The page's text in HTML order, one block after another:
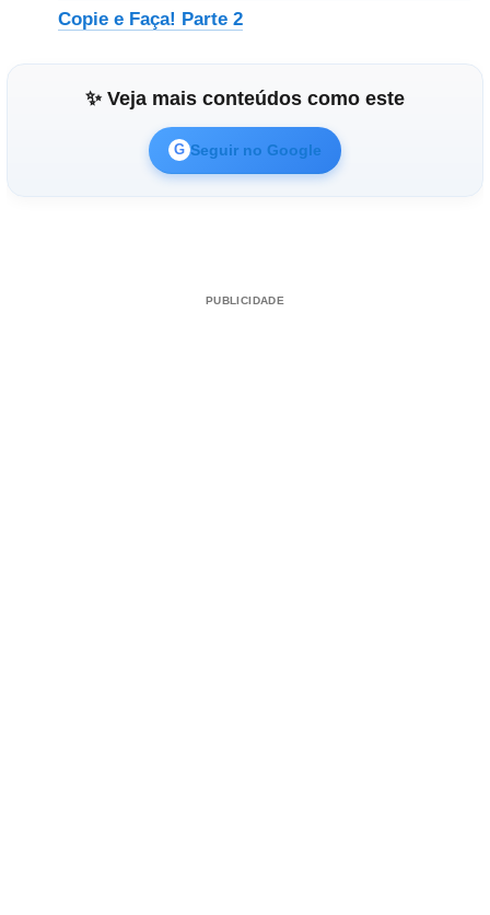
Copie e Faça! Parte 2
✨ Veja mais conteúdos como este
G Seguir no Google
PUBLICIDADE